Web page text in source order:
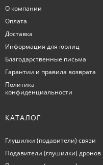
О компании
Оплата
Доставка
Информация для юрлиц
Благодарственные письма
Гарантии и правила возврата
Политика
конфиденциальности
КАТАЛОГ
Глушилки (подавители) связи
Подавители (глушилки) дронов